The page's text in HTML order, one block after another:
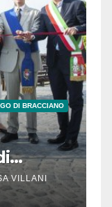
DI BRACCIANO
VILLANI